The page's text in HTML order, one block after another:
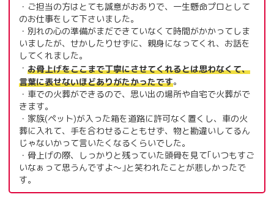
・ご担当の方はとても誠意がおありで、一生懸命プロとして
のお仕事をして下さいました。
・別れの心の準備がまだできていなくて時間がかかってしま
いましたが、せかしたりせずに、親身になってくれ、お話を
してくれました。
・ お骨上げをここまで丁寧にさせてくれるとは思わなくて、
言葉に表せないほどありがたかったです。
・車での火葬ができるので、思い出の場所や自宅で火葬がで
きます。
・家族(ペット)が入った箱を道路に許可なく置くし、車の火
葬に入れて、手を合わせることもせず、物と勘違いしてるん
じゃないかって言いたくなるくらいでした。
・骨上げの際、しっかりと残っていた頭骨を見て｢いつもすご
いなぁって思うんですよ〜｣と笑われたことが悲しかったで
す。